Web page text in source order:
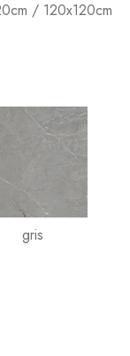
/ 120x120cm
gris